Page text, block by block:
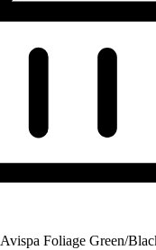
Foliage Green/